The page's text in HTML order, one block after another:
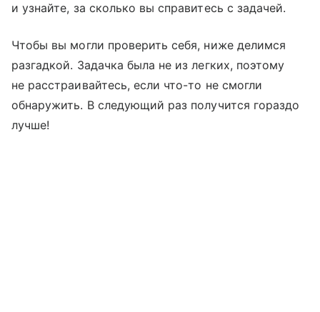
и узнайте, за сколько вы справитесь с задачей.
Чтобы вы могли проверить себя, ниже делимся
разгадкой. Задачка была не из легких, поэтому
не расстраивайтесь, если что-то не смогли
обнаружить. В следующий раз получится гораздо
лучше!